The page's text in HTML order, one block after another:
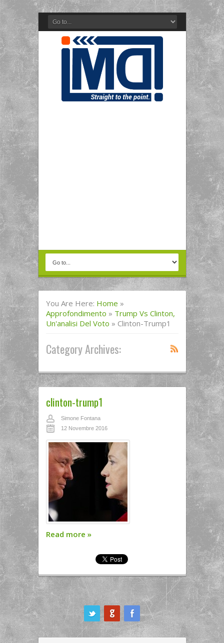
You Are Here: Home »
Approfondimento » Trump Vs Clinton,
Un'analisi Del Voto » Clinton-Trump1
Category Archives:
clinton-trump1
Simone Fontana
12 Novembre 2016
Read more »